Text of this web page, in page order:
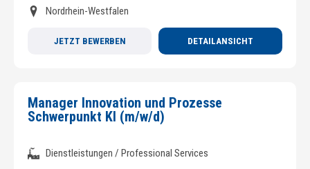
Nordrhein-Westfalen
JETZT BEWERBEN DETAILANSICHT
Manager Innovation und Prozesse
Schwerpunkt KI (m/w/d)
Dienstleistungen / Professional Services